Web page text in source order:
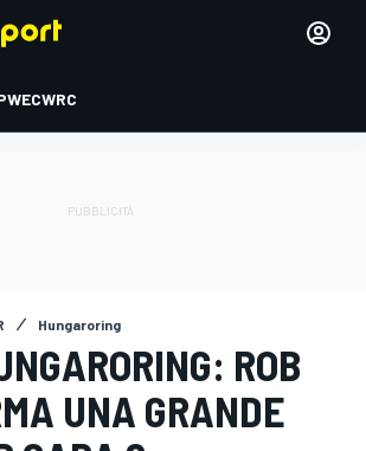
WECWRC
Hungaroring
ROB
UNA GRANDE